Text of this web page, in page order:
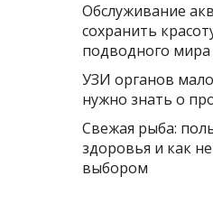
Обслуживание
сохранить
подводного мира
УЗИ органов
нужно знать о
Свежая рыба:
здоровья и как
выбором